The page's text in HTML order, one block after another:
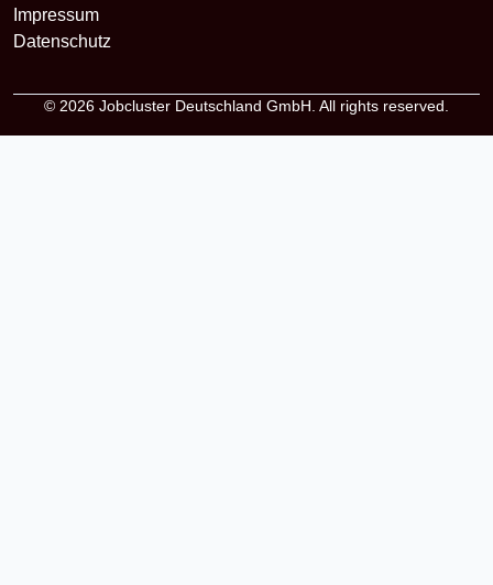
Impressum
Datenschutz
© 2026 Jobcluster Deutschland GmbH. All rights reserved.